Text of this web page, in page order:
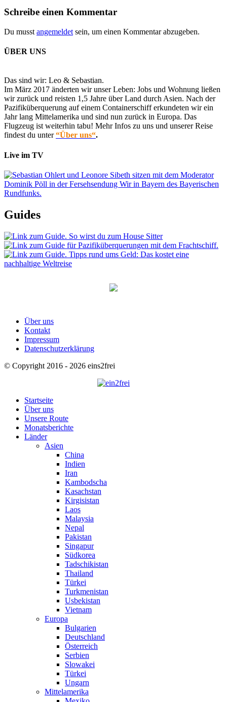
Schreibe einen Kommentar
Du musst angemeldet sein, um einen Kommentar abzugeben.
ÜBER UNS
Das sind wir: Leo & Sebastian.
Im März 2017 änderten wir unser Leben: Jobs und Wohnung ließen
wir zurück und reisten 1,5 Jahre über Land durch Asien. Nach der
Pazifiküberquerung auf einem Containerschiff erkundeten wir ein
Jahr lang Mittelamerika und sind nun zurück in Europa. Das
Flugzeug ist weiterhin tabu! Mehr Infos zu uns und unserer Reise
findest du unter“Über uns“.
Live im TV
Guides
Über uns
Kontakt
Impressum
Datenschutzerklärung
© Copyright 2016 - 2026 eins2frei
Startseite
Über uns
Unsere Route
Monatsberichte
Länder
Asien
China
Indien
Iran
Kambodscha
Kasachstan
Kirgisistan
Laos
Malaysia
Nepal
Pakistan
Singapur
Südkorea
Tadschikistan
Thailand
Türkei
Turkmenistan
Usbekistan
Vietnam
Europa
Bulgarien
Deutschland
Österreich
Serbien
Slowakei
Türkei
Ungarn
Mittelamerika